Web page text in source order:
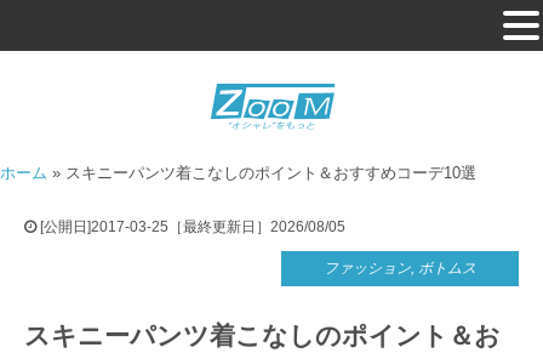
ホーム » スキニーパンツ着こなしのポイント＆おすすめコーデ10選
[公開日]2017-03-25［最終更新日］2026/08/05
ファッション, ボトムス
スキニーパンツ着こなしのポイント＆お